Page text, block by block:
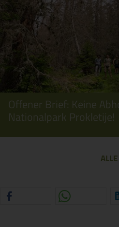
Offener Brief: Keine
Nationalpark Prokletije!